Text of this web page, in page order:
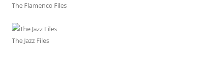
The Flamenco Files
The Jazz Files